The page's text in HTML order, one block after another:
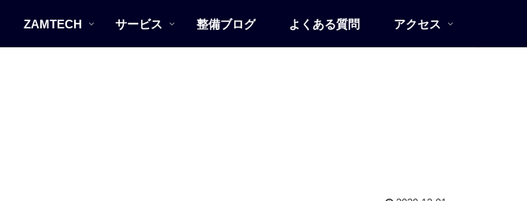
ZAMTECH サービス 整備ブログ よくある質問 アクセス